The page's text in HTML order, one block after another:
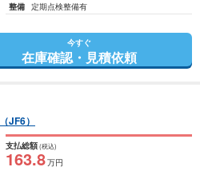
整備 定期点検整備有
今すぐ
在庫確認・見積依頼
（JF6）
支払総額(税込)
163.8万円